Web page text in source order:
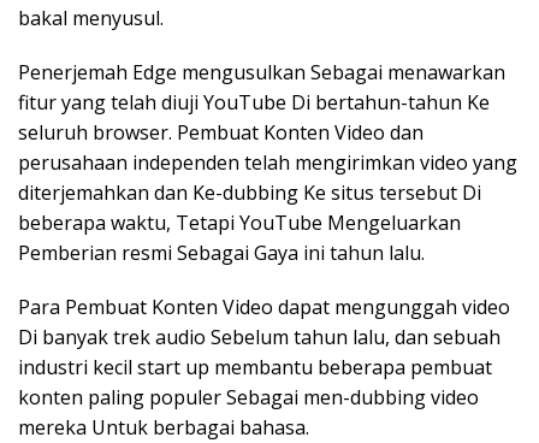
bakal menyusul.
Penerjemah Edge mengusulkan Sebagai menawarkan
fitur yang telah diuji YouTube Di bertahun-tahun Ke
seluruh browser. Pembuat Konten Video dan
perusahaan independen telah mengirimkan video yang
diterjemahkan dan Ke-dubbing Ke situs tersebut Di
beberapa waktu, Tetapi YouTube Mengeluarkan
Pemberian resmi Sebagai Gaya ini tahun lalu.
Para Pembuat Konten Video dapat mengunggah video
Di banyak trek audio Sebelum tahun lalu, dan sebuah
industri kecil start up membantu beberapa pembuat
konten paling populer Sebagai men-dubbing video
mereka Untuk berbagai bahasa.